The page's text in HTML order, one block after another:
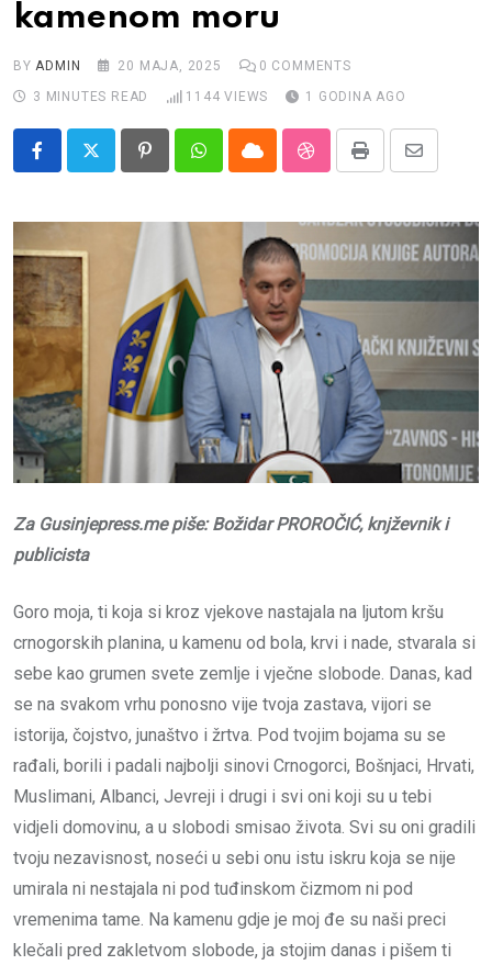
Impressum
kamenom moru
BYADMIN 20 MAJA, 2025 0 COMMENTS
3 MINUTES READ
1144 VIEWS 1 GODINA AGO
PinterestWhatsappCloud StumbleUpon
Print
Share
Email
Za Gusinjepress.me piše: Božidar PROROČIĆ, knjževnik i
publicista
Goro moja, ti koja si kroz vjekove nastajala na ljutom kršu
crnogorskih planina, u kamenu od bola, krvi i nade, stvarala si
sebe kao grumen svete zemlje i vječne slobode. Danas, kad
se na svakom vrhu ponosno vije tvoja zastava, vijori se
istorija, čojstvo, junaštvo i žrtva. Pod tvojim bojama su se
rađali, borili i padali najbolji sinovi Crnogorci, Bošnjaci, Hrvati,
Muslimani, Albanci, Jevreji i drugi i svi oni koji su u tebi
vidjeli domovinu, a u slobodi smisao života. Svi su oni gradili
tvoju nezavisnost, noseći u sebi onu istu iskru koja se nije
umirala ni nestajala ni pod tuđinskom čizmom ni pod
vremenima tame. Na kamenu gdje je moj đe su naši preci
klečali pred zakletvom slobode, ja stojim danas i pišem ti